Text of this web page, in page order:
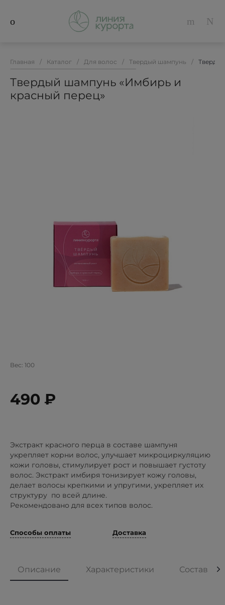
Главная / Каталог / Для волос / Твердый шампунь /
Твердый шампунь «Имбирь и
красный перец»
Вес: 100
490 ₽
Экстракт красного перца в составе шампуня
укрепляет корни волос, улучшает микроциркуляцию
кожи головы, стимулирует рост и повышает густоту
волос. Экстракт имбиря тонизирует кожу головы,
делает волосы крепкими и упругими, укрепляет их
структуру по всей длине.
Рекомендовано для всех типов волос.
Способы оплаты Доставка
Описание Характеристики Состав